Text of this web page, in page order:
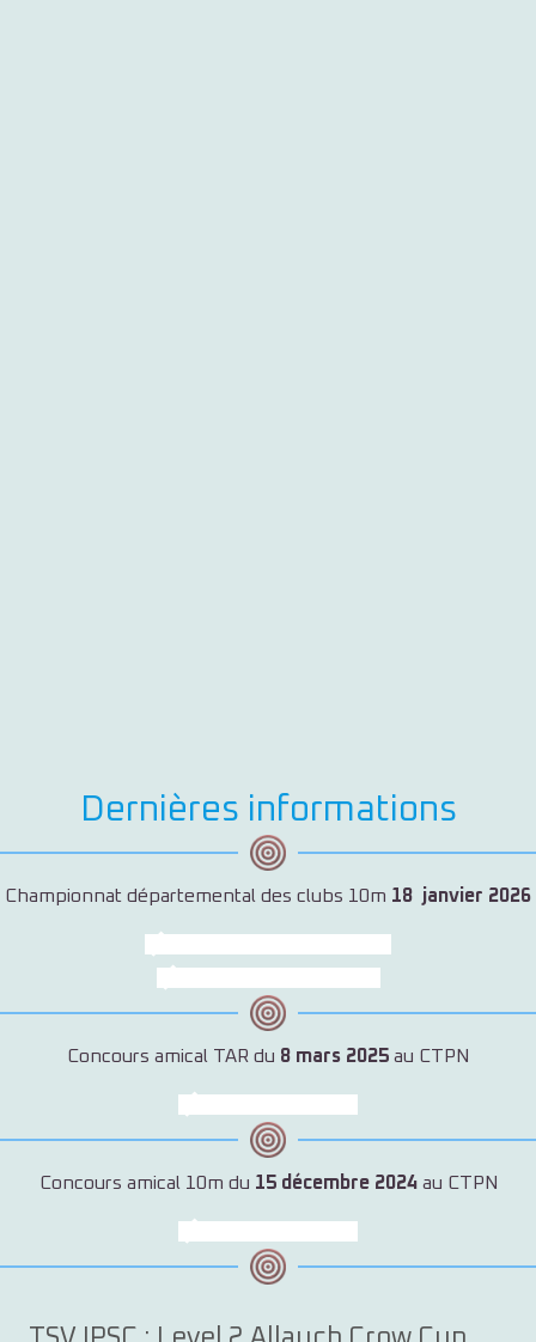
Dernières informations
Championnat départemental des clubs 10m 18 janvier 2026
Concours amical TAR du 8 mars 2025 au CTPN
Concours amical 10m du 15 décembre 2024au CTPN